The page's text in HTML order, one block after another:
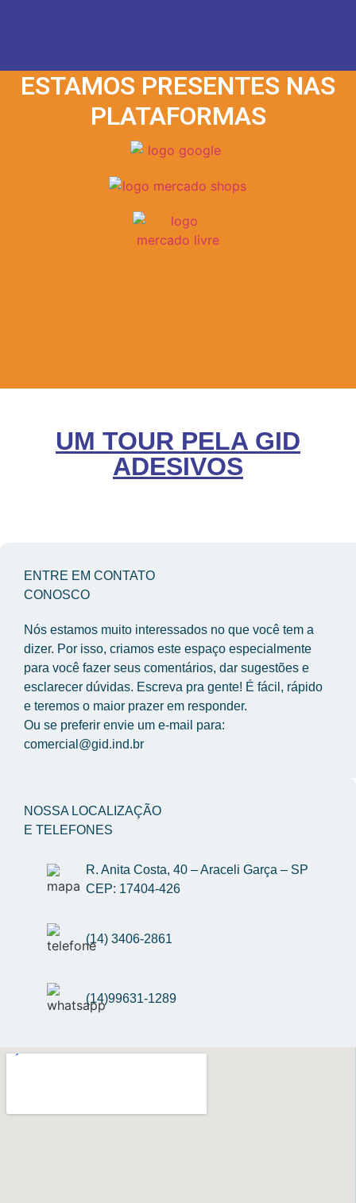
ESTAMOS PRESENTES NAS
PLATAFORMAS
UM TOUR PELA GID
ADESIVOS
ENTRE EM CONTATO
CONOSCO
Nós estamos muito interessados no que você tem a
dizer. Por isso, criamos este espaço especialmente
para você fazer seus comentários, dar sugestões e
esclarecer dúvidas. Escreva pra gente! É fácil, rápido
e teremos o maior prazer em responder.
Ou se preferir envie um e-mail para:
comercial@gid.ind.br
NOSSA LOCALIZAÇÃO
E TELEFONES
R. Anita Costa, 40 – Araceli Garça – SP
CEP: 17404-426
(14) 3406-2861
(14)99631-1289